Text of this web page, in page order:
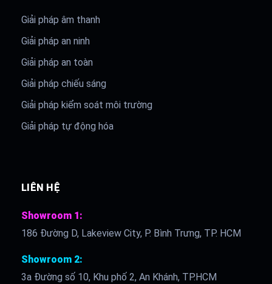
Giải pháp âm thanh
Giải pháp an ninh
Giải pháp an toàn
Giải pháp chiếu sáng
Giải pháp kiểm soát môi trường
Giải pháp tự động hóa
LIÊN HỆ
Showroom 1:
186 Đường D, Lakeview City, P. Bình Trưng, TP. HCM
Showroom 2:
3a Đường số 10, Khu phố 2, An Khánh, TP.HCM